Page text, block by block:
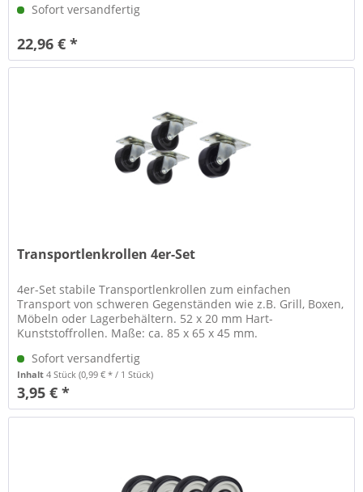
Sofort versandfertig
22,96 € *
Transportlenkrollen 4er-Set
4er-Set stabile Transportlenkrollen zum einfachen
Transport von schweren Gegenständen wie z.B. Grill, Boxen,
Möbeln oder Lagerbehältern. 52 x 20 mm Hart-
Kunststoffrollen. Maße: ca. 85 x 65 x 45 mm.
Sofort versandfertig
Inhalt4 Stück(0,99 € * / 1 Stück)
3,95 € *